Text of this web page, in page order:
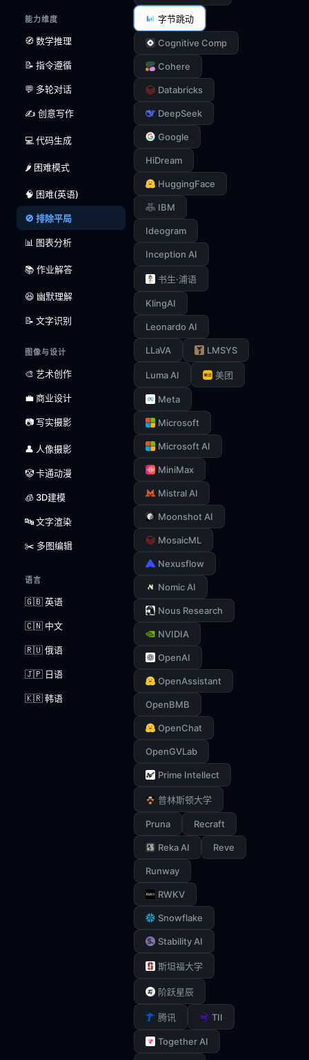
能力维度
🧭 数学推理
📝 指令遵循
💬 多轮对话
✍️ 创意写作
💻 代码生成
🌶️ 困难模式
🧠 困难(英语)
🚫 排除平局
📊 图表分析
📚 作业解答
😆 幽默理解
📝 文字识别
图像与设计
🎨 艺术创作
💼 商业设计
📷 写实摄影
👤 人像摄影
🤡 卡通动漫
🧊 3D建模
🔤 文字渲染
✂️ 多图编辑
语言
🇬🇧 英语
🇨🇳 中文
🇷🇺 俄语
🇯🇵 日语
🇰🇷 韩语
字节跳动
Cognitive Comp
Cohere
Databricks
DeepSeek
Google
HiDream
HuggingFace
IBM
Ideogram
Inception AI
书生·浦语
KlingAI
Leonardo AI
LLaVA LMSYS
Luma AI 美团
Meta
Microsoft
Microsoft AI
MiniMax
Mistral AI
Moonshot AI
MosaicML
Nexusflow
Nomic AI
Nous Research
NVIDIA
OpenAI
OpenAssistant
OpenBMB
OpenChat
OpenGVLab
Prime Intellect
普林斯顿大学
Pruna Recraft
Reka AI Reve
Runway
RWKV
Snowflake
Stability AI
斯坦福大学
阶跃星辰
腾讯 TII
Together AI